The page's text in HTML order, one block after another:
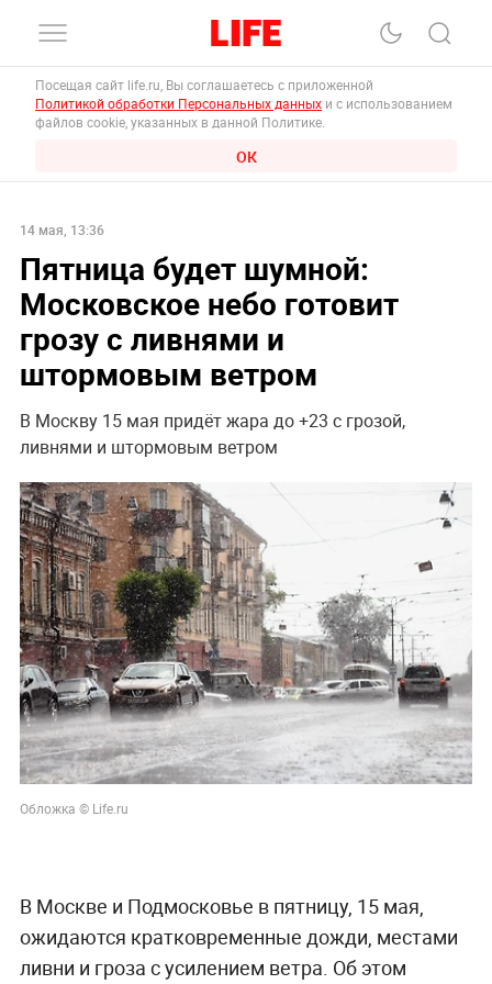
Посещая сайт life.ru, Вы соглашаетесь с приложенной
Политикой обработки Персональных данных и с использованием
файлов cookie, указанных в данной Политике.
ОК
14 мая, 13:36
Пятница будет шумной:
Московское небо готовит
грозу с ливнями и
штормовым ветром
В Москву 15 мая придёт жара до +23 с грозой,
ливнями и штормовым ветром
Обложка © Life.ru
В Москве и Подмосковье в пятницу, 15 мая,
ожидаются кратковременные дожди, местами
ливни и гроза с усилением ветра. Об этом